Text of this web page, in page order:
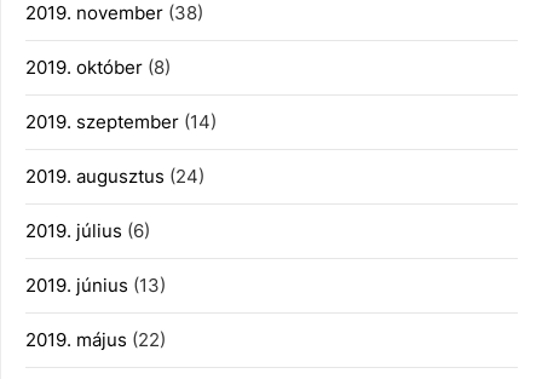
2019. november (38)
2019. október (8)
2019. szeptember (14)
2019. augusztus (24)
2019. július (6)
2019. június (13)
2019. május (22)